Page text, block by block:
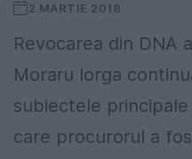
2 MARTIE 2018
Revocarea din DNA
Moraru Iorga
subiectele
care procurorul a